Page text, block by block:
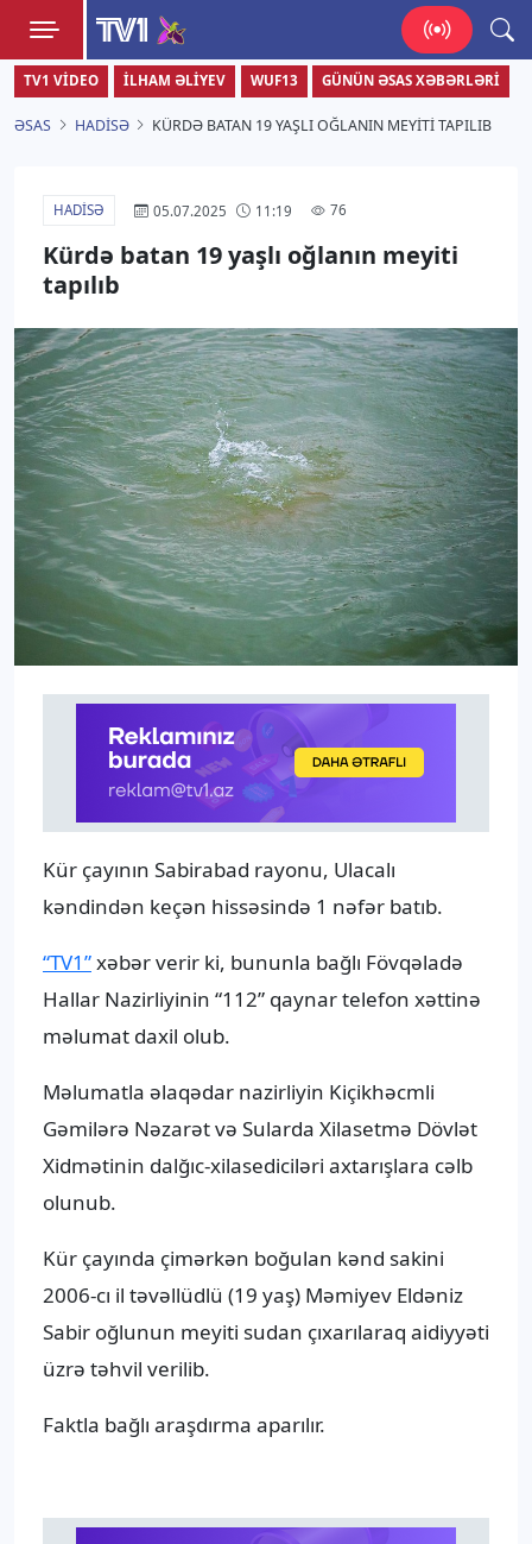
TV1
Zamanı bizimlə yaşa!
TV1 VIDEO İLHAM ƏLIYEV WUF13 GÜNÜN ƏSAS XƏBƏRLƏRI
ƏSAS HADISƏ KÜRDƏ BATAN 19 YAŞLI OĞLANIN MEYITI TAPILIB
HADISƏ 05.07.2025 11:19 76
Kürdə batan 19 yaşlı oğlanın meyiti
tapılıb
Kür çayının Sabirabad rayonu, Ulacalı
kəndindən keçən hissəsində 1 nəfər batıb.
“TV1”xəbər verir ki, bununla bağlı Fövqəladə
Hallar Nazirliyinin “112” qaynar telefon xəttinə
məlumat daxil olub.
Məlumatla əlaqədar nazirliyin Kiçikhəcmli
Gəmilərə Nəzarət və Sularda Xilasetmə Dövlət
Xidmətinin dalğıc-xilasediciləri axtarışlara cəlb
olunub.
Kür çayında çimərkən boğulan kənd sakini
2006-cı il təvəllüdlü (19 yaş) Məmiyev Eldəniz
Sabir oğlunun meyiti sudan çıxarılaraq aidiyyəti
üzrə təhvil verilib.
Faktla bağlı araşdırma aparılır.